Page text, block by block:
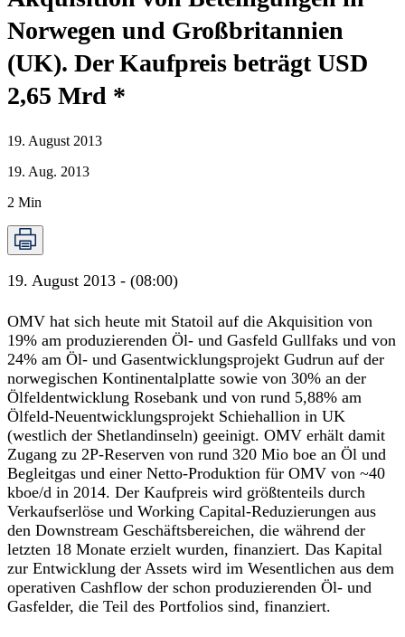
Norwegen und Großbritannien
(UK). Der Kaufpreis beträgt USD
2,65 Mrd *
19. August 2013
19. Aug. 2013
2 Min
19. August 2013 - (08:00)
OMV hat sich heute mit Statoil auf die Akquisition von
19% am produzierenden Öl- und Gasfeld Gullfaks und von
24% am Öl- und Gasentwicklungsprojekt Gudrun auf der
norwegischen Kontinentalplatte sowie von 30% an der
Ölfeldentwicklung Rosebank und von rund 5,88% am
Ölfeld-Neuentwicklungsprojekt Schiehallion in UK
(westlich der Shetlandinseln) geeinigt. OMV erhält damit
Zugang zu 2P-Reserven von rund 320 Mio boe an Öl und
Begleitgas und einer Netto-Produktion für OMV von ~40
kboe/d in 2014. Der Kaufpreis wird größtenteils durch
Verkaufserlöse und Working Capital-Reduzierungen aus
den Downstream Geschäftsbereichen, die während der
letzten 18 Monate erzielt wurden, finanziert. Das Kapital
zur Entwicklung der Assets wird im Wesentlichen aus dem
operativen Cashflow der schon produzierenden Öl- und
Gasfelder, die Teil des Portfolios sind, finanziert.